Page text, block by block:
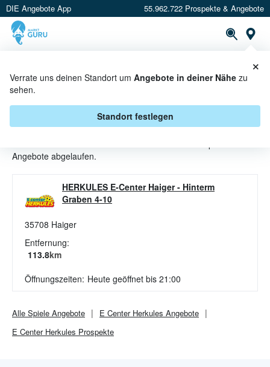
DIE Angebote App 55.962.722 Prospekte & Angebote
Verrate uns deinen Standort um Angebote in deiner Nähe zu
sehen.
Standort festlegen
×
SPIELE ANGEBOTE & AKTIONEN
BEI E CENTER HERKULES
Angebote abgelaufen.
HERKULES E-Center Haiger- Hinterm
Graben 4-10
35708 Haiger
Entfernung:
113.8km
Öffnungszeiten: Heute geöffnet bis 21:00
Alle Spiele Angebote E Center Herkules Angebote
E Center Herkules Prospekte